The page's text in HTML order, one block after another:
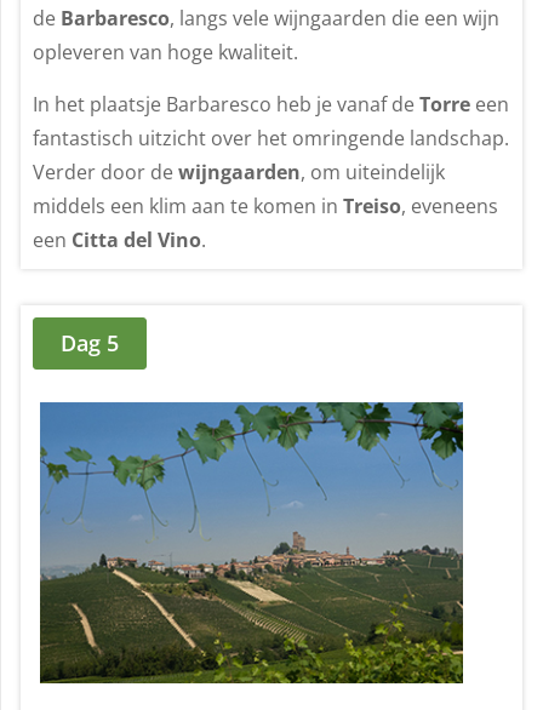
de Barbaresco, langs vele wijngaarden die een wijn
opleveren van hoge kwaliteit.
In het plaatsje Barbaresco heb je vanaf deTorre een
fantastisch uitzicht over het omringende landschap.
Verder door dewijngaarden, om uiteindelijk
middels een klim aan te komen in Treiso, eveneens
een Citta del Vino.
Dag 5